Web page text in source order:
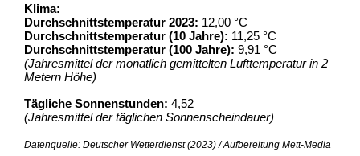
Klima:
Durchschnittstemperatur 2023: 12,00 °C
Durchschnittstemperatur (10 Jahre): 11,25 °C
Durchschnittstemperatur (100 Jahre): 9,91 °C
(Jahresmittel der monatlich gemittelten Lufttemperatur in 2
Metern Höhe)
Tägliche Sonnenstunden: 4,52
(Jahresmittel der täglichen Sonnenscheindauer)
Datenquelle: Deutscher Wetterdienst (2023) / Aufbereitung Mett-Media